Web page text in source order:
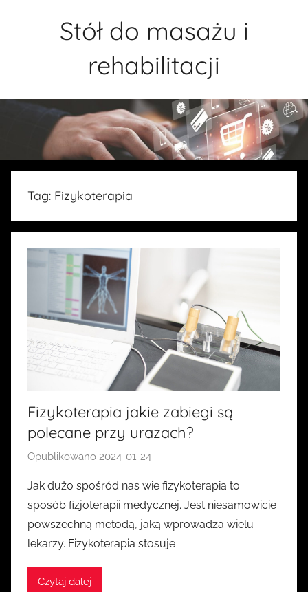
Stół do masażu i
rehabilitacji
Tag: Fizykoterapia
Fizykoterapia jakie zabiegi są
polecane przy urazach?
Opublikowano 2024-01-24
z
e
z
k
Jak dużo spośród nas wie fizykoterapia to
sposób fizjoterapii medycznej. Jest niesamowicie
powszechną metodą, jaką wprowadza wielu
lekarzy. Fizykoterapia stosuje
Czytaj dalej